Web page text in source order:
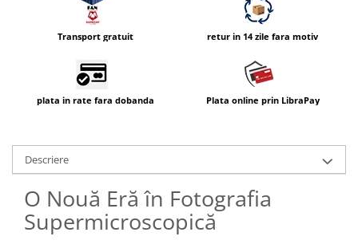
LCD protectie
Recordere audio digitale
Acumulatori si baterii
incarcatoare
Baterii
Incarcatoare acumulatori Foto-
Video
Huse protectie acumulatori foto
Transport gratuit retur in 14 zile fara motiv
plata in rate fara dobanda Plata online prin LibraPay
Descriere
O Nouă Eră în Fotografia
Supermicroscopică